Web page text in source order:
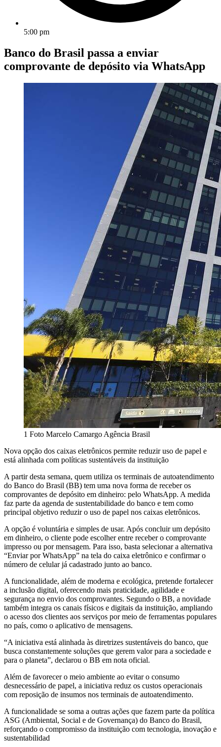
5:00 pm
Banco do Brasil passa a enviar
comprovante de depósito via WhatsApp
1 Foto Marcelo Camargo Agência Brasil
Nova opção dos caixas eletrônicos permite reduzir uso de papel e
está alinhada com políticas sustentáveis da instituição
A partir desta semana, quem utiliza os terminais de autoatendimento
do Banco do Brasil (BB) tem uma nova forma de receber os
comprovantes de depósito em dinheiro: pelo WhatsApp. A medida
faz parte da agenda de sustentabilidade do banco e tem como
principal objetivo reduzir o uso de papel nos caixas eletrônicos.
A opção é voluntária e simples de usar. Após concluir um depósito
em dinheiro, o cliente pode escolher entre receber o comprovante
impresso ou por mensagem. Para isso, basta selecionar a alternativa
“Enviar por WhatsApp” na tela do caixa eletrônico e confirmar o
número de celular já cadastrado junto ao banco.
A funcionalidade, além de moderna e ecológica, pretende fortalecer
a inclusão digital, oferecendo mais praticidade, agilidade e
segurança no envio dos comprovantes. Segundo o BB, a novidade
também integra os canais físicos e digitais da instituição, ampliando
o acesso dos clientes aos serviços por meio de ferramentas populares
no país, como o aplicativo de mensagens.
“A iniciativa está alinhada às diretrizes sustentáveis do banco, que
busca constantemente soluções que gerem valor para a sociedade e
para o planeta”, declarou o BB em nota oficial.
Além de favorecer o meio ambiente ao evitar o consumo
desnecessário de papel, a iniciativa reduz os custos operacionais
com reposição de insumos nos terminais de autoatendimento.
A funcionalidade se soma a outras ações que fazem parte da política
ASG (Ambiental, Social e de Governança) do Banco do Brasil,
reforçando o compromisso da instituição com tecnologia, inovação e
sustentabilidad